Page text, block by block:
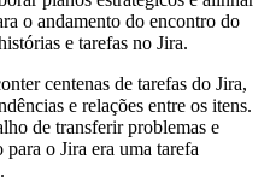
o andamento do encontro do
e tarefas no Jira.
centenas de tarefas do Jira,
e relações entre os itens.
de transferir problemas e
o Jira era uma tarefa